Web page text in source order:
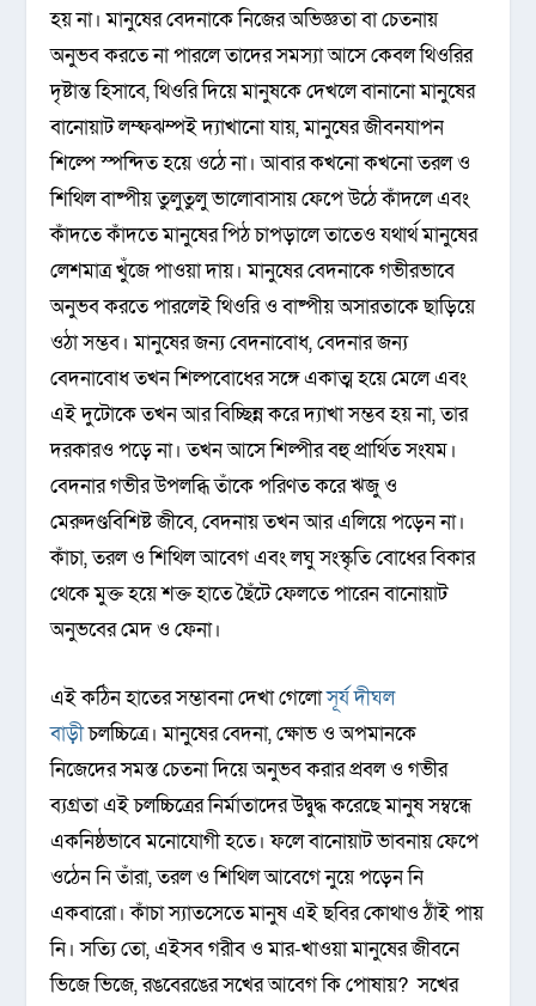
হয় না। মানুষের বেদনাকে নিজের অভিজ্ঞতা বা চেতনায়
অনুভব করতে না পারলে তাদের সমস্যা আসে কেবল থিওরির
দৃষ্টান্ত হিসাবে, থিওরি দিয়ে মানুষকে দেখলে বানানো মানুষের
বানোয়াট লম্ফঝম্পই দ্যাখানো যায়, মানুষের জীবনযাপন
শিল্পে স্পন্দিত হয়ে ওঠে না। আবার কখনো কখনো তরল ও
শিথিল বাষ্পীয় তুলুতুলু ভালোবাসায় ফেপে উঠে কাঁদলে এবং
কাঁদতে কাঁদতে মানুষের পিঠ চাপড়ালে তাতেও যথার্থ মানুষের
লেশমাত্র খুঁজে পাওয়া দায়। মানুষের বেদনাকে গভীরভাবে
অনুভব করতে পারলেই থিওরি ও বাষ্পীয় অসারতাকে ছাড়িয়ে
ওঠা সম্ভব। মানুষের জন্য বেদনাবোধ, বেদনার জন্য
বেদনাবোধ তখন শিল্পবোধের সঙ্গে একাত্ম হয়ে মেলে এবং
এই দুটোকে তখন আর বিচ্ছিন্ন করে দ্যাখা সম্ভব হয় না, তার
দরকারও পড়ে না। তখন আসে শিল্পীর বহু প্রার্থিত সংযম।
বেদনার গভীর উপলব্ধি তাঁকে পরিণত করে ঋজু ও
মেরুদণ্ডবিশিষ্ট জীবে, বেদনায় তখন আর এলিয়ে পড়েন না।
কাঁচা, তরল ও শিথিল আবেগ এবং লঘু সংস্কৃতি বোধের বিকার
থেকে মুক্ত হয়ে শক্ত হাতে ছৈঁটে ফেলতে পারেন বানোয়াট
অনুভবের মেদ ও ফেনা।
এই কঠিন হাতের সম্ভাবনা দেখা গেলোসূর্য দীঘল
বাড়ীচলচ্চিত্রে। মানুষের বেদনা, ক্ষোভ ও অপমানকে
নিজেদের সমস্ত চেতনা দিয়ে অনুভব করার প্রবল ও গভীর
ব্যগ্রতা এই চলচ্চিত্রের নির্মাতাদের উদ্বুদ্ধ করেছে মানুষ সম্বন্ধে
একনিষ্ঠভাবে মনোযোগী হতে। ফলে বানোয়াট ভাবনায় ফেপে
ওঠেন নি তাঁরা, তরল ও শিথিল আবেগে নুয়ে পড়েন নি
একবারো। কাঁচা স্যাতসেতে মানুষ এই ছবির কোথাও ঠাঁই পায়
নি। সত্যি তো, এইসব গরীব ও মার-খাওয়া মানুষের জীবনে
ভিজে ভিজে, রঙবেরঙের সখের আবেগ কি পোষায়? সখের